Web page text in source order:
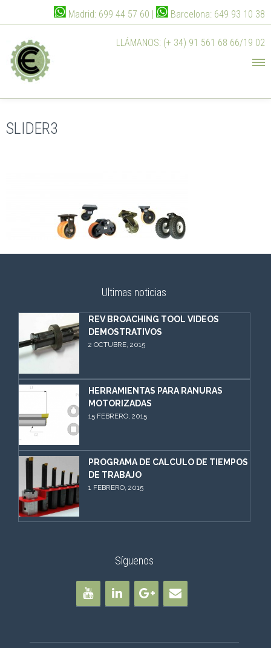
Madrid: 699 44 57 60 | Barcelona: 649 93 10 38
LLÁMANOS: (+ 34) 91 561 68 66/19 02
SLIDER3
Ultimas noticias
REV BROACHING TOOL VIDEOS
DEMOSTRATIVOS
2 OCTUBRE, 2015
HERRAMIENTAS PARA RANURAS
MOTORIZADAS
15 FEBRERO, 2015
PROGRAMA DE CALCULO DE TIEMPOS
DE TRABAJO
1 FEBRERO, 2015
Síguenos